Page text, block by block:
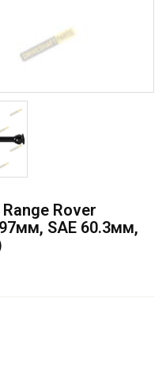
Rover
SAE 60.3мм,